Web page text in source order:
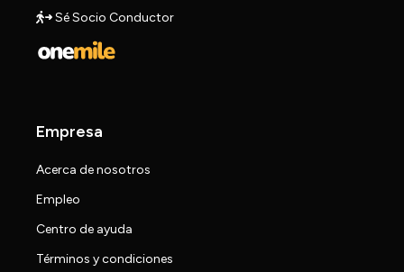
Sé Socio Conductor
Empresa
Acerca de nosotros
Empleo
Centro de ayuda
Términos y condiciones